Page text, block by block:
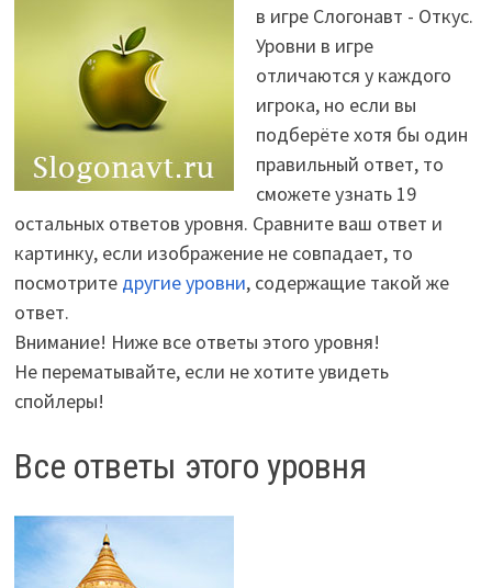
в игре Слогонавт - Откус.
Уровни в игре
отличаются у каждого
игрока, но если вы
подберёте хотя бы один
правильный ответ, то
сможете узнать 19
остальных ответов уровня. Сравните ваш ответ и
картинку, если изображение не совпадает, то
посмотрите другие уровни, содержащие такой же
ответ.
Внимание! Ниже все ответы этого уровня!
Не перематывайте, если не хотите увидеть
спойлеры!
Все ответы этого уровня